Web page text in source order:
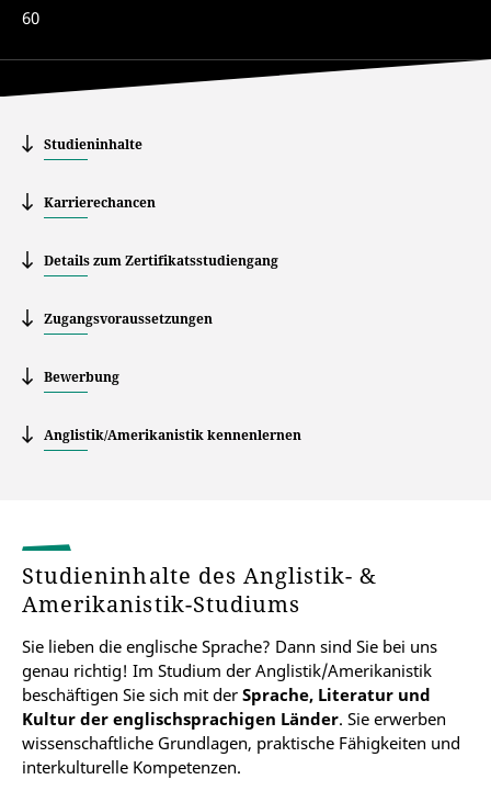
60
Studieninhalte
Karrierechancen
Details zum Zertifikatsstudiengang
Zugangsvoraussetzungen
Bewerbung
Anglistik/Amerikanistik kennenlernen
Studieninhalte des Anglistik- &
Amerikanistik-Studiums
Sie lieben die englische Sprache? Dann sind Sie bei uns
genau richtig! Im Studium der Anglistik/Amerikanistik
beschäftigen Sie sich mit der Sprache, Literatur und
Kultur der englischsprachigen Länder. Sie erwerben
wissenschaftliche Grundlagen, praktische Fähigkeiten und
interkulturelle Kompetenzen.